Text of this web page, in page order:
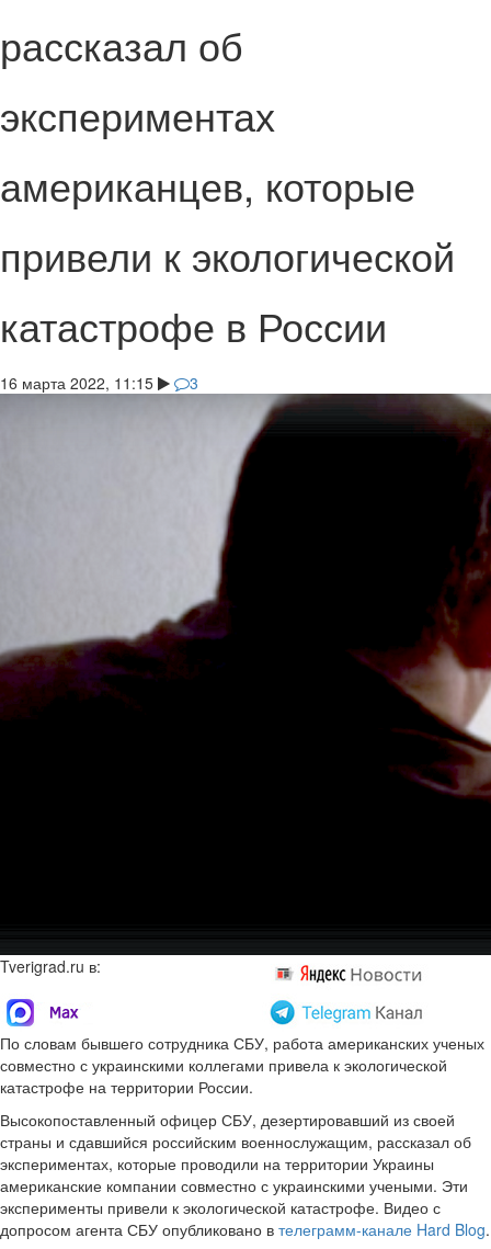
рассказал об
экспериментах
американцев, которые
привели к экологической
катастрофе в России
16 марта 2022, 11:15 3
Tverigrad.ru в:
По словам бывшего сотрудника СБУ, работа американских ученых
совместно с украинскими коллегами привела к экологической
катастрофе на территории России.
Высокопоставленный офицер СБУ, дезертировавший из своей
страны и сдавшийся российским военнослужащим, рассказал об
экспериментах, которые проводили на территории Украины
американские компании совместно с украинскими учеными. Эти
эксперименты привели к экологической катастрофе. Видео с
допросом агента СБУ опубликовано в телеграмм-канале Hard Blog.